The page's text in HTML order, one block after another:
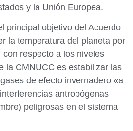
y la Unión Europea.
principal objetivo del Acuerdo
la temperatura del planeta por
con respecto a los niveles
la CMNUCC es estabilizar las
de efecto invernadero «a
antropógenas
peligrosas en el sistema